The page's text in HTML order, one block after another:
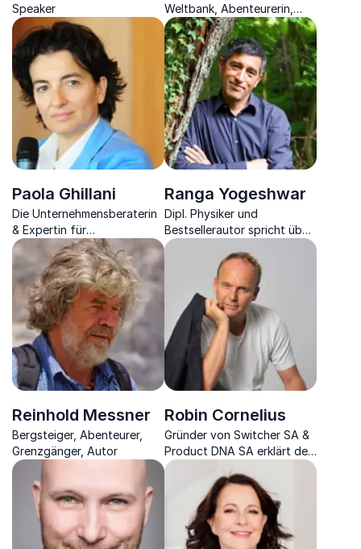
Speaker
Weltbank, Abenteurerin,
Ausnahme-Radsportlerin
und Visionärin
Paola Ghillani
Die Unternehmensberaterin
& Expertin für
Nachhaltigkeit erklärt,
warum Wirtschaft &
ethisches Handeln
zusammenpassen
Ranga Yogeshwar
Dipl. Physiker und
Bestsellerautor spricht über
die Vereinbarung der neuen
Medien und Bildung
Reinhold Messner
Bergsteiger, Abenteurer,
Grenzgänger, Autor
Robin Cornelius
Gründer von Switcher SA &
Product DNA SA erklärt den
Einfluss von Nachhaltigkeit
& Verantwortung auf den